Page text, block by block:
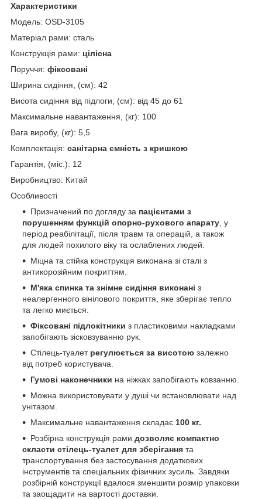
Характеристики
Модель: OSD-3105
Матеріал рами: сталь
Конструкція рами: цілісна
Поруччя: фіксовані
Ширина сидіння, (см): 42
Висота сидіння від підлоги, (см): від 45 до 61
Максимальне навантаження, (кг): 100
Вага виробу, (кг): 5,5
Комплектація: санітарна ємність з кришкою
Гарантія, (міс.): 12
Виробництво: Китай
Особливості
Призначений по догляду за пацієнтами з
порушенням функцій опорно-рухового апарату , у
період реабілітації, після травм та операцій, а також
для людей похилого віку та ослаблених людей.
Міцна та стійка конструкція виконана зі сталі з
антикорозійним покриттям.
М'яка спинка та знімне сидіння виконані з
неалергенного вінілового покриття, яке зберігає тепло
та легко миється.
Фіксовані підлокітники з пластиковими накладками
запобігають зісковзуванню рук.
Стілець-туалетрегулюється за висотою залежно
від потреб користувача.
Гумові наконечники на ніжках запобігають ковзанню.
Можна використовувати у душі чи встановлювати над
унітазом.
Максимальне навантаження складає 100 кг.
Розбірна конструкція рами дозволяє компактно
скласти стілець-туалет для зберігання та
транспортування без застосування додаткових
інструментів та спеціальних фізичних зусиль. Завдяки
розбірній конструкції вдалося зменшити розмір упаковки
та заощадити на вартості доставки.